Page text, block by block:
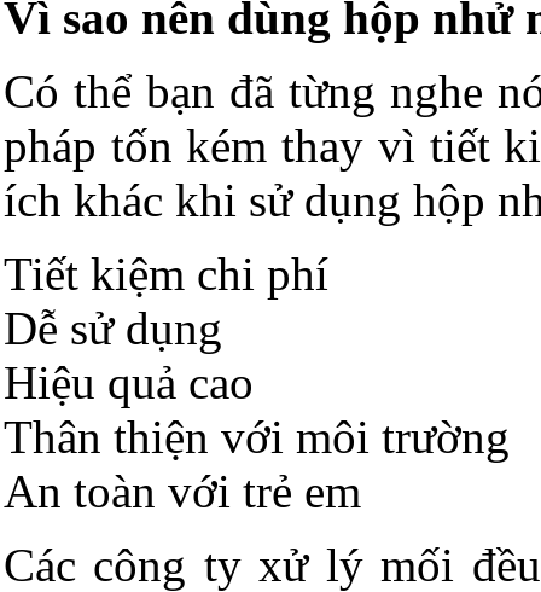
Vì sao nên dùng hộp nhử
Có thể bạn đã từng nghe
pháp tốn kém thay vì tiết
ích khác khi sử dụng hộp
Tiết kiệm chi phí
Dễ sử dụng
Hiệu quả cao
Thân thiện với môi trường
An toàn với trẻ em
Các công ty xử lý mối